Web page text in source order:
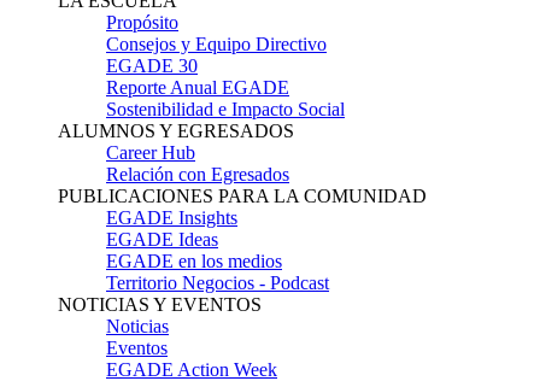
Propósito
Consejos y Equipo Directivo
EGADE 30
Reporte Anual EGADE
Sostenibilidad e Impacto Social
ALUMNOS Y EGRESADOS
Career Hub
Relación con Egresados
PUBLICACIONES PARA LA COMUNIDAD
EGADE Insights
EGADE Ideas
EGADE en los medios
Territorio Negocios - Podcast
NOTICIAS Y EVENTOS
Noticias
Eventos
EGADE Action Week